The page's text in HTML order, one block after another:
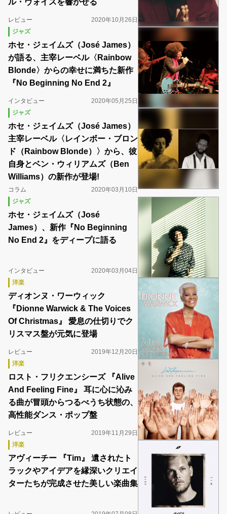
ル・ヴォイスを響かせる
レビュー
2020年10月26日
ジャズ
ホセ・ジェイムズ（José James）
が語る、主宰レーベル〈Rainbow
Blonde〉からの幸せに満ちた新作
『No Beginning No End 2』
インタビュー
2020年05月25日
ジャズ
ホセ・ジェイムズ（José James）
主宰レーベル〈レインボー・ブロン
ド（Rainbow Blonde）〉から、彼
自身とベン・ウィリアムズ（Ben
Williams）の新作が登場!
コラム
2020年03月10日
ジャズ
ホセ・ジェイムズ（José
James）、新作『No Beginning
No End 2』をディープに語る
インタビュー
2020年03月04日
洋楽
ディオンヌ・ワーウィック
『Dionne Warwick & The Voices
Of Christmas』 愛息の仕切りでク
リスマス盤が元気に登場
レビュー
2019年12月20日
洋楽
ロスト・フリクエンシーズ 『Alive
And Feeling Fine』 耳に心に沁み
る曲が冒頭からつるべうち状態の、
高性能ダンス・ポップ盤
レビュー
2019年11月29日
洋楽
アヴィーチー 『Tim』 遺されたト
ラックやアイデアを縁深いクリエイ
ターたちが完成させた美しい楽曲集